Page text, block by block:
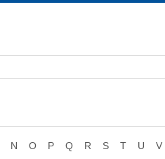
N O P Q R S T U V